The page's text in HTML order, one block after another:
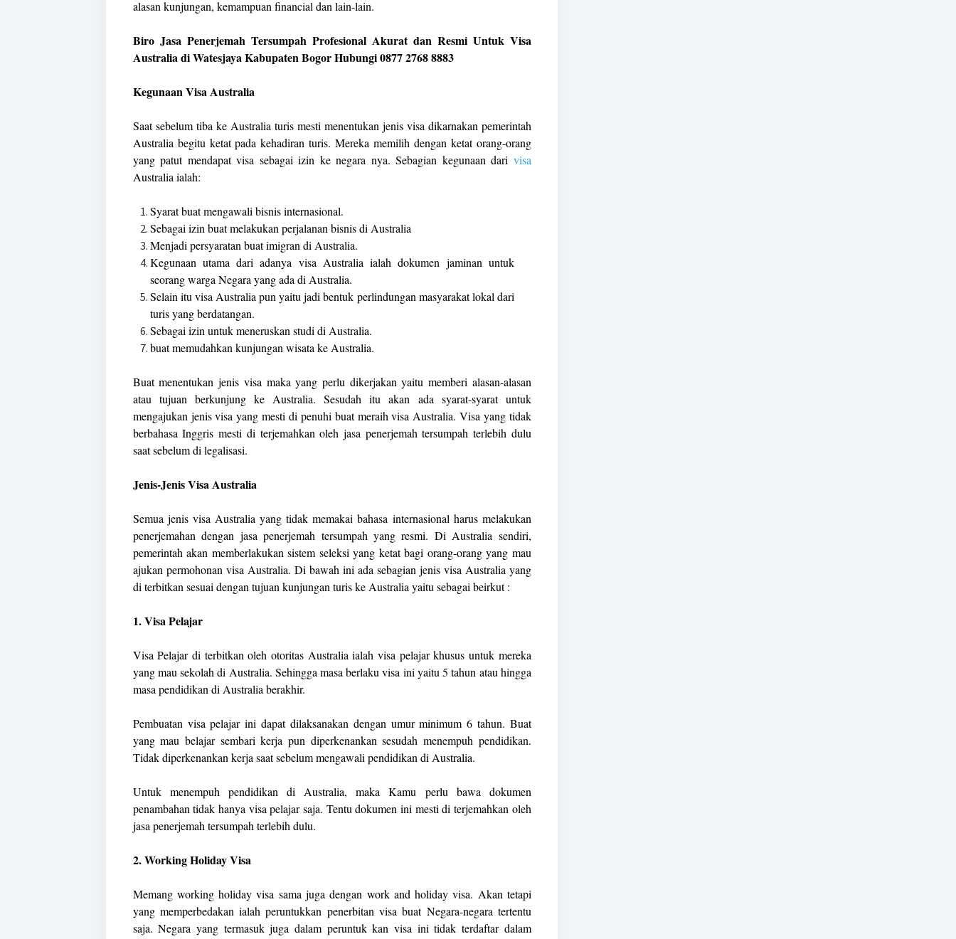
alasan kunjungan, kemampuan financial dan lain-lain.
Biro Jasa Penerjemah Tersumpah Profesional Akurat dan Resmi Untuk Visa
Australia di Watesjaya Kabupaten Bogor Hubungi 0877 2768 8883
Kegunaan Visa Australia
Saat sebelum tiba ke Australia turis mesti menentukan jenis visa dikarnakan pemerintah
Australia begitu ketat pada kehadiran turis. Mereka memilih dengan ketat orang-orang
yang patut mendapat visa sebagai izin ke negara nya. Sebagian kegunaan dari visa
Australia ialah:
Syarat buat mengawali bisnis internasional.
Sebagai izin buat melakukan perjalanan bisnis di Australia
Menjadi persyaratan buat imigran di Australia.
Kegunaan utama dari adanya visa Australia ialah dokumen jaminan untuk
seorang warga Negara yang ada di Australia.
Selain itu visa Australia pun yaitu jadi bentuk perlindungan masyarakat lokal dari
turis yang berdatangan.
Sebagai izin untuk meneruskan studi di Australia.
buat memudahkan kunjungan wisata ke Australia.
Buat menentukan jenis visa maka yang perlu dikerjakan yaitu memberi alasan-alasan
atau tujuan berkunjung ke Australia. Sesudah itu akan ada syarat-syarat untuk
mengajukan jenis visa yang mesti di penuhi buat meraih visa Australia. Visa yang tidak
berbahasa Inggris mesti di terjemahkan oleh jasa penerjemah tersumpah terlebih dulu
saat sebelum di legalisasi.
Jenis-Jenis Visa Australia
Semua jenis visa Australia yang tidak memakai bahasa internasional harus melakukan
penerjemahan dengan jasa penerjemah tersumpah yang resmi. Di Australia sendiri,
pemerintah akan memberlakukan sistem seleksi yang ketat bagi orang-orang yang mau
ajukan permohonan visa Australia. Di bawah ini ada sebagian jenis visa Australia yang
di terbitkan sesuai dengan tujuan kunjungan turis ke Australia yaitu sebagai beirkut :
1. Visa Pelajar
Visa Pelajar di terbitkan oleh otoritas Australia ialah visa pelajar khusus untuk mereka
yang mau sekolah di Australia. Sehingga masa berlaku visa ini yaitu 5 tahun atau hingga
masa pendidikan di Australia berakhir.
Pembuatan visa pelajar ini dapat dilaksanakan dengan umur minimum 6 tahun. Buat
yang mau belajar sembari kerja pun diperkenankan sesudah menempuh pendidikan.
Tidak diperkenankan kerja saat sebelum mengawali pendidikan di Australia.
Untuk menempuh pendidikan di Australia, maka Kamu perlu bawa dokumen
penambahan tidak hanya visa pelajar saja. Tentu dokumen ini mesti di terjemahkan oleh
jasa penerjemah tersumpah terlebih dulu.
2. Working Holiday Visa
Memang working holiday visa sama juga dengan work and holiday visa. Akan tetapi
yang memperbedakan ialah peruntukkan penerbitan visa buat Negara-negara tertentu
saja. Negara yang termasuk juga dalam peruntuk kan visa ini tidak terdaftar dalam